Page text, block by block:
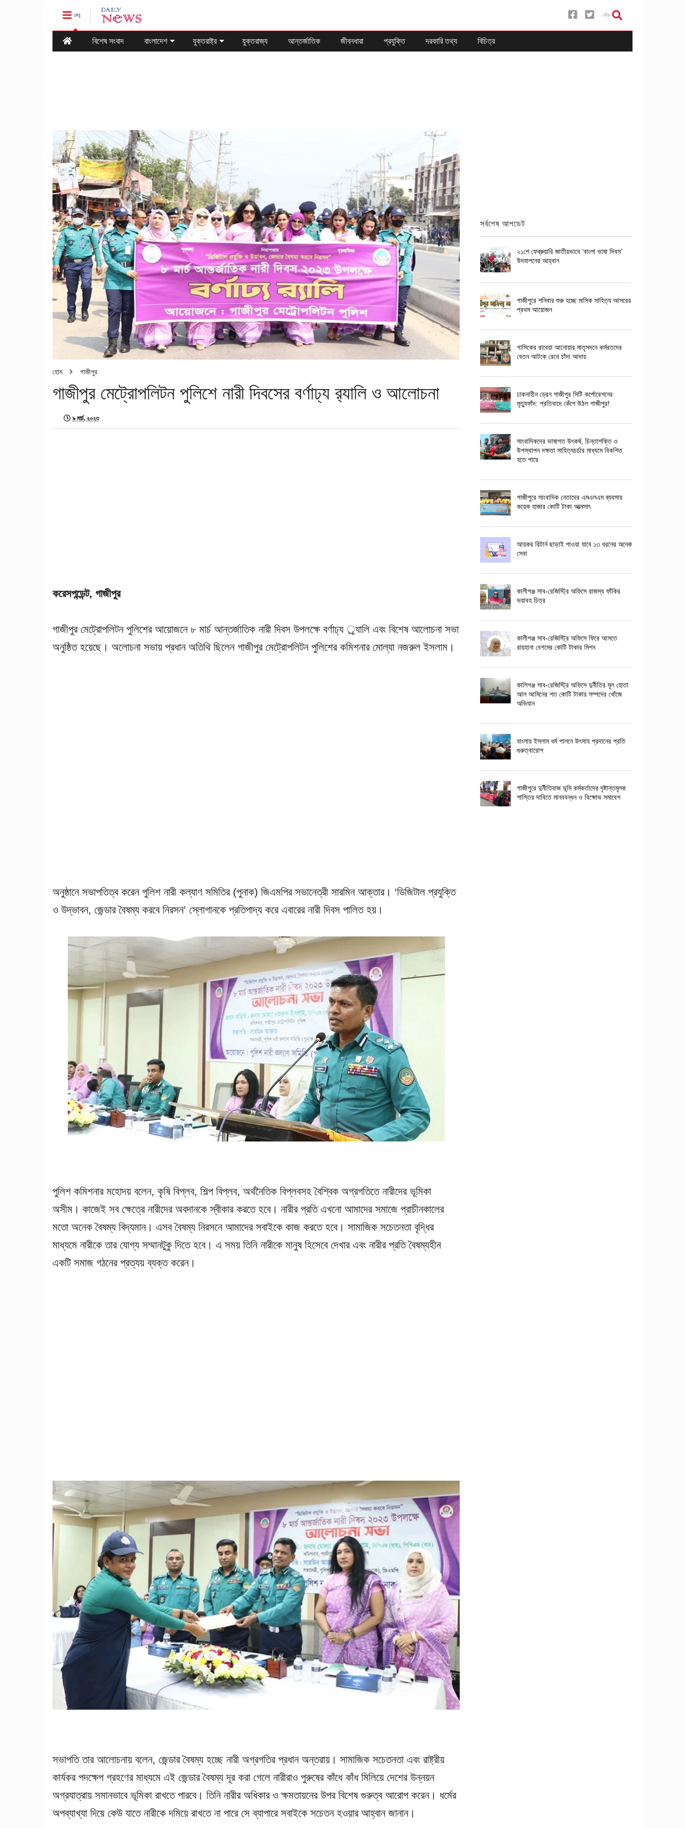
মেনু খোঁজ
বিশেষ সংবাদ বাংলাদেশ যুক্তরাষ্ট্র যুক্তরাজ্য আন্তর্জাতিক জীবনধারা প্রযুক্তি দরকারি তথ্য বিচিত্র
হোম গাজীপুর
গাজীপুর মেট্রোপলিটন পুলিশে নারী দিবসের বর্ণাঢ্য র‌্যালি ও আলোচনা
৯ মার্চ, ২০২৩
করেসপন্ডেন্ট, গাজীপুর
গাজীপুর মেট্রোপলিটন পুলিশের আয়োজনে ৮ মার্চ আন্তর্জাতিক নারী দিবস উপলক্ষে বর্ণাঢ্য র্্যালি এবং বিশেষ আলোচনা সভা
অনুষ্ঠিত হয়েছে। অলোচনা সভায় প্রধান অতিথি ছিলেন গাজীপুর মেট্রোপলিটন পুলিশের কমিশনার মোল্যা নজরুল ইসলাম।
অনুষ্ঠানে সভাপতিত্ব করেন পুলিশ নারী কল্যাণ সমিতির (পুনাক) জিএমপির সভানেত্রী সারমিন আক্তার। ‘ডিজিটাল প্রযুক্তি
ও উদ্ভাবন, জেন্ডার বৈষম্য করবে নিরসন’ স্লোগানকে প্রতিপাদ্য করে এবারের নারী দিবস পালিত হয়।
পুলিশ কমিশনার মহোদয় বলেন, কৃষি বিপ্লব, শিল্প বিপ্লব, অর্থনৈতিক বিপ্লবসহ বৈশ্বিক অগ্রগতিতে নারীদের ভূমিকা
অসীম। কাজেই সব ক্ষেত্রে নারীদের অবদানকে স্বীকার করতে হবে। নারীর প্রতি এখনো আমাদের সমাজে প্রাচীনকালের
মতো অনেক বৈষম্য বিদ্যমান। এসব বৈষম্য নিরসনে আমাদের সবাইকে কাজ করতে হবে। সামাজিক সচেতনতা বৃদ্ধির
মাধ্যমে নারীকে তার যোগ্য সম্মানটুকু দিতে হবে। এ সময় তিনি নারীকে মানুষ হিসেবে দেখার এবং নারীর প্রতি বৈষম্যহীন
একটি সমাজ গঠনের প্রত্যয় ব্যক্ত করেন।
সভাপতি তার আলোচনায় বলেন, জেন্ডার বৈষম্য হচ্ছে নারী অগ্রগতির প্রধান অন্তরায়। সামাজিক সচেতনতা এবং রাষ্ট্রীয়
কার্যকর পদক্ষেপ গ্রহণের মাধ্যমে এই জেন্ডার বৈষম্য দূর করা গেলে নারীরাও পুরুষের কাঁধে কাঁধ মিলিয়ে দেশের উন্নয়ন
অগ্রযাত্রায় সমানভাবে ভূমিকা রাখতে পারবে। তিনি নারীর অধিকার ও ক্ষমতায়নের উপর বিশেষ গুরুত্ব আরোপ করেন। ধর্মের
অপব্যাখ্যা দিয়ে কেউ যাতে নারীকে দমিয়ে রাখতে না পারে সে ব্যাপারে সবাইকে সচেতন হওয়ার আহ্বান জানান।
সর্বশেষ আপডেট
২১শে ফেব্রুয়ারি জাতীয়ভাবে ‘বাংলা ভাষা দিবস’
উদযাপনের আহ্বান
গাজীপুরে শনিবার শুরু হচ্ছে মাসিক সাহিত্য আসরের
প্রথম আয়োজন
গাসিকের রাবেয়া আনোয়ার মাতৃসদনে কর্মরতদের
বেতন আটকে রেখে চাঁদা আদায়
ঢাকনাহীন ড্রেন গাজীপুর সিটি কর্পোরেশনের
মৃত্যুফাঁদ: প্রতিবাদে কেঁপে উঠল গাজীপুর!
সাংবাদিকদের ভাষাগত উৎকর্ষ, চিন্তাশক্তি ও
উপস্থাপন দক্ষতা সাহিত্যচর্চার মাধ্যমে বিকশিত
হতে পারে
গাজীপুরে সাংবাদিক নেতাদের এমএলএম ব্যবসায়
কয়েক হাজার কোটি টাকা আত্মসাৎ
আয়কর রিটার্ন ছাড়াই পাওয়া যাবে ১৩ ধরনের অনেক
সেবা
কালীগঞ্জ সাব-রেজিস্ট্রি অফিসে রাজস্ব ফাঁকির
ভয়াবহ চিত্র
কালীগঞ্জ সাব-রেজিস্ট্রি অফিসে ফিরে আসতে
রায়হানা বেগমের কোটি টাকার মিশন
কালিগঞ্জ সাব-রেজিস্ট্রি অফিসে দুর্নীতির মূল হোতা
আল আমিনের শত কোটি টাকার সম্পদের খোঁজে
অভিযান
বাংলায় ইসলাম ধর্ম পালনে উৎসাহ প্রদানের প্রতি
গুরুত্বারোপ
গাজীপুরে দুর্নীতিবাজ ভূমি কর্মকর্তাদের দৃষ্টান্তমূলক
শাস্তির দাবিতে মানববন্ধন ও বিক্ষোভ সমাবেশ